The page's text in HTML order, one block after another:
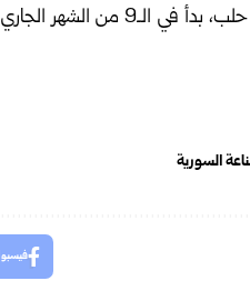
وكان فرع المؤسسة السورية للحبوب
السورية